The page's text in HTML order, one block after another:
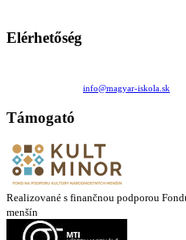
Elérhetőség
info@magyar-iskola.sk
Támogató
Realizované s finančnou podporou
menšín